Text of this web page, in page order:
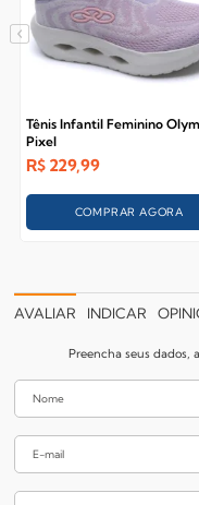
Tênis Infantil Feminino
Pixel
R$ 229,99
COMPRAR AGORA
AVALIAR INDICAR
Preencha seus dados,